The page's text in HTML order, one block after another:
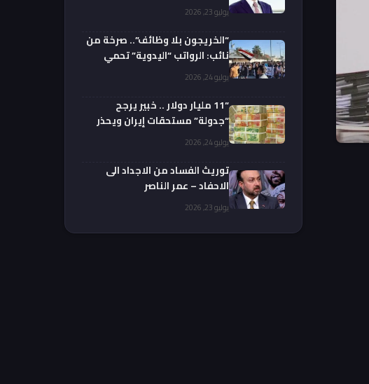
يوليو 23, 2026
“الخريجون بلا وظائف”.. صرخة من
نائب: الرواتب “اليدوية” تحمي
الفضائيين!يوليو 24, 2026
“11 مليار دولار .. خبير يرجح
“جدولة” مستحقات إيران ويحذر
من السداد الفورييوليو 24, 2026
توريث الفساد من الاجداد الى
الاحفاد – عمر الناصر
يوليو 23, 2026